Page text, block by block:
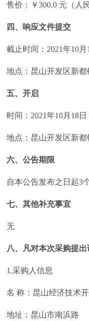
售价：￥300.0 元（人
四、响应文件提交
截止时间：2021年10月
地点：昆山开发区新都
五、开启
时间：2021年10月18
地点：昆山开发区新都
六、公告期限
自本公告发布之日起3
七、其他补充事宜
无
八、凡对本次采购提出
1.采购人信息
名 称：昆山经济技术
地址：昆山市南浜路